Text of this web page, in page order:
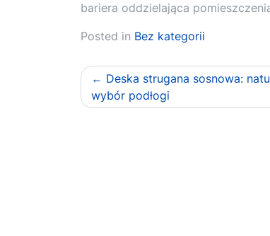
bariera oddzielająca
Posted in Bez kategorii
Nawigacja
wpisu
Deska strugana sosnowa:
wybór podłogi